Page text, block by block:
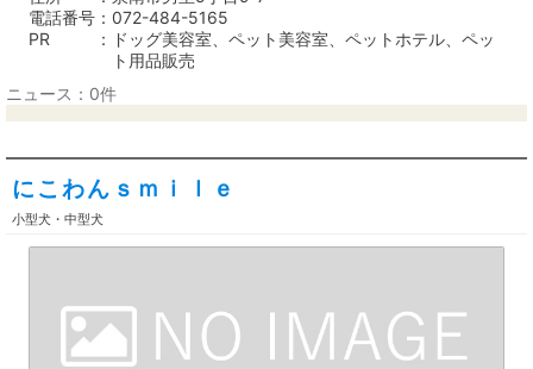
電話番号
072-484-5165
PR
ドッグ美容室、ペット美容室、ペットホテル、ペッ
ト用品販売
ニュース：0件
にこわんｓｍｉｌｅ
小型犬・中型犬